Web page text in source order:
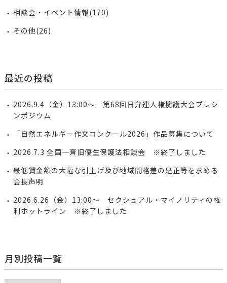
相談会・イベント情報(170)
その他(26)
最近の投稿
2026.9.4（金）13:00～ 第68回日弁連人権擁護大会プレシ
ンポジウム
「自然エネルギー作文コンクール2026」作品募集について
2026.7.3 全国一斉旧優生保護法相談会 ※終了しました
最低賃金額の大幅な引上げ及び地域間格差の是正等を求める
会長声明
2026.6.26（金）13:00～ セクシュアル・マイノリティの権
利ホットライン ※終了しました
月別投稿一覧